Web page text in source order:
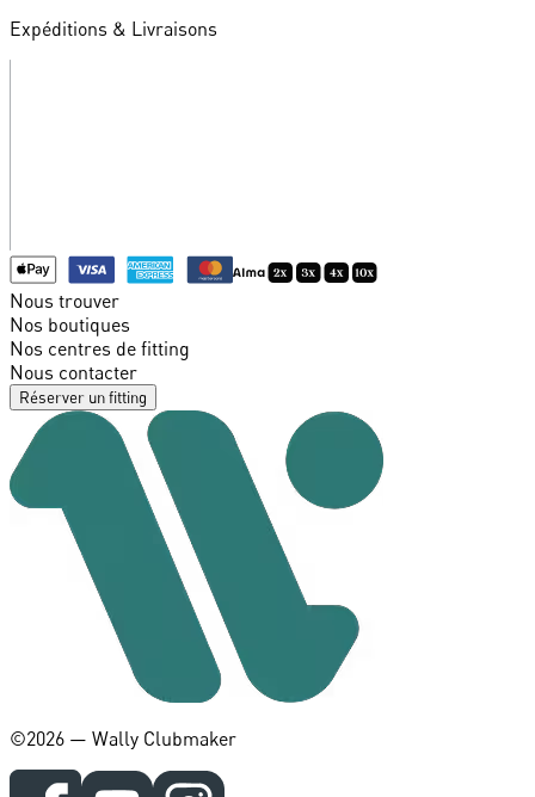
Expéditions & Livraisons
Nous trouver
Nos boutiques
Nos centres de fitting
Nous contacter
Réserver un fitting
©️2026 — Wally Clubmaker